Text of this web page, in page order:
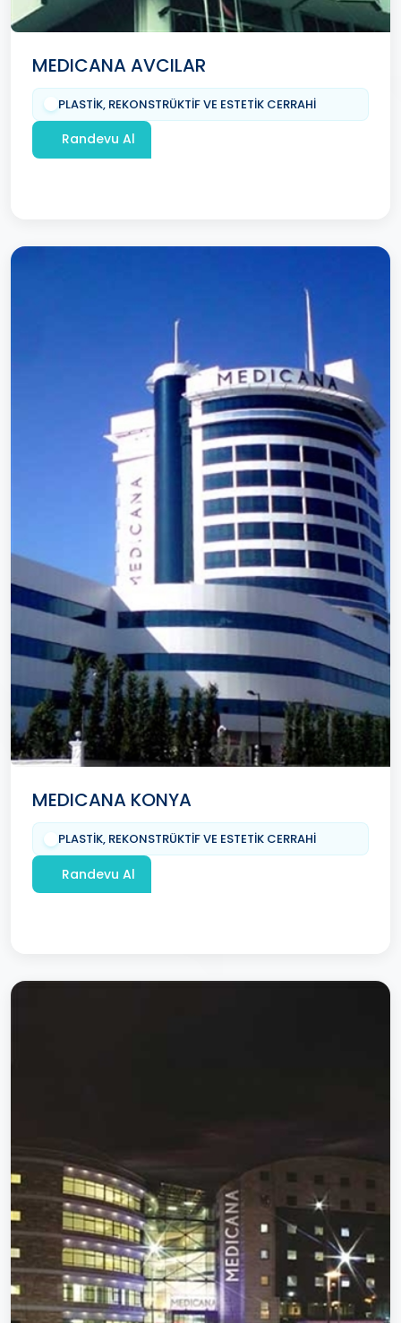
MEDICANA AVCILAR
PLASTİK, REKONSTRÜKTİF VE ESTETİK CERRAHİ
Randevu Al
MEDICANA KONYA
PLASTİK, REKONSTRÜKTİF VE ESTETİK CERRAHİ
Randevu Al